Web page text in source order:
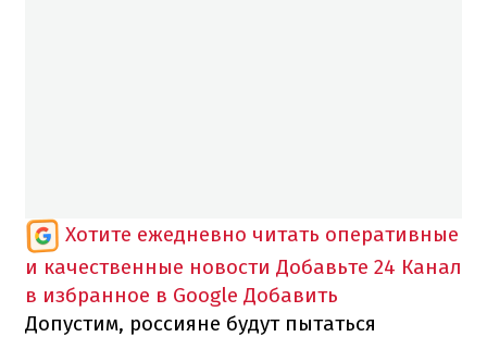
Хотите ежедневно читать оперативные
и качественные новости Добавьте 24 Канал
в избранное в Google Добавить
Допустим, россияне будут пытаться